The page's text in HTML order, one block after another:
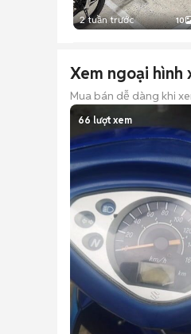
2 tuần trước 10
Xem ngoại hình
Mua bán dễ dàng khi
66 lượt xem